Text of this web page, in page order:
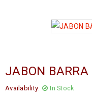
JABON BARRA
Availability: In Stock